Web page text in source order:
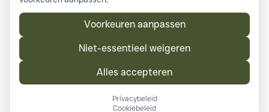
Voorkeuren aanpassen
Niet-essentieel weigeren
Alles accepteren
Privacybeleid
Cookiebeleid
BE 1017 280 570
— Zinder
Algemene voorwaarden
Cookiebeleid